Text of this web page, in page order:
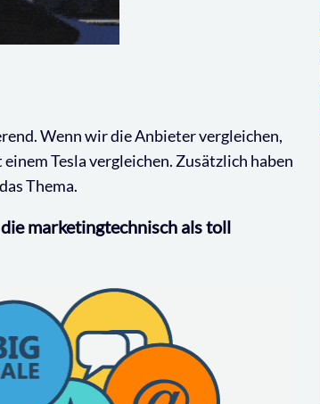
Wenn wir die Anbieter vergleichen,
Tesla vergleichen. Zusätzlich haben
Thema.
marketingtechnisch als toll